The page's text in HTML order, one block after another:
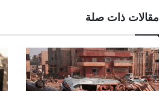
مقالات ذات صلة